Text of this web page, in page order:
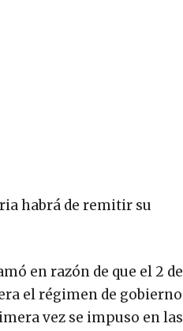
habrá de remitir su
en razón de que el 2 de
el régimen de gobierno
vez se impuso en las